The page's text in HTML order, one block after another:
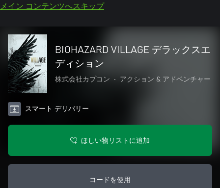
メイン コンテンツへスキップ
BIOHAZARD VILLAGE デラックスエ
ディション
株式会社カプコン • アクション & アドベンチャー
スマート デリバリー
ほしい物リストに追加
コードを使用